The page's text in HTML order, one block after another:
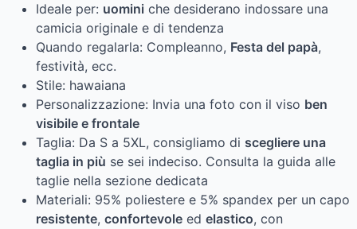
Ideale per: uomini che desiderano indossare una
camicia originale e di tendenza
Quando regalarla: Compleanno, Festa del papà,
festività, ecc.
Stile: hawaiana
Personalizzazione: Invia una foto con il viso ben
visibile e frontale
Taglia: Da S a 5XL, consigliamo di scegliere una
taglia in più se sei indeciso. Consulta la guida alle
taglie nella sezione dedicata
Materiali: 95% poliestere e 5% spandex per un capo
resistente, confortevole ed elastico, con